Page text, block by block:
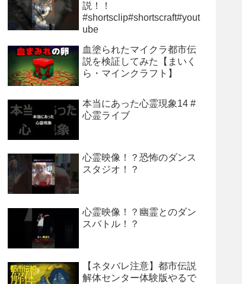
説！！
#shortsclip#shortscraft#yout
ube
血塗られたマイクラ都市伝
説を検証してみた【まいく
ら・マインクラフト】
本当にあった心霊現象14 #
心霊ライブ
心霊映像！？恐怖のダンス
スタジオ！？
心霊映像！？幽霊とのダン
スバトル！？
【ネタバレ注意】都市伝説
解体センター体験版やるで